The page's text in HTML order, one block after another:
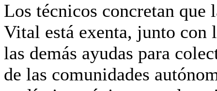
Los técnicos concretan que
Vital está exenta, junto con
las demás ayudas para
de las comunidades